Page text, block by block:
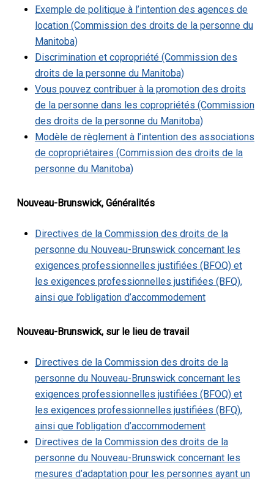
Exemple de politique à l’intention des agences de
location (Commission des droits de la personne du
Manitoba)
Discrimination et copropriété (Commission des
droits de la personne du Manitoba)
Vous pouvez contribuer à la promotion des droits
de la personne dans les copropriétés (Commission
des droits de la personne du Manitoba)
Modèle de règlement à l’intention des associations
de copropriétaires (Commission des droits de la
personne du Manitoba)
Nouveau-Brunswick, Généralités
Directives de la Commission des droits de la
personne du Nouveau-Brunswick concernant les
exigences professionnelles justifiées (BFOQ) et
les exigences professionnelles justifiées (BFQ),
ainsi que l’obligation d’accommodement
Nouveau-Brunswick, sur le lieu de travail
Directives de la Commission des droits de la
personne du Nouveau-Brunswick concernant les
exigences professionnelles justifiées (BFOQ) et
les exigences professionnelles justifiées (BFQ),
ainsi que l’obligation d’accommodement
Directives de la Commission des droits de la
personne du Nouveau-Brunswick concernant les
mesures d’adaptation pour les personnes ayant un